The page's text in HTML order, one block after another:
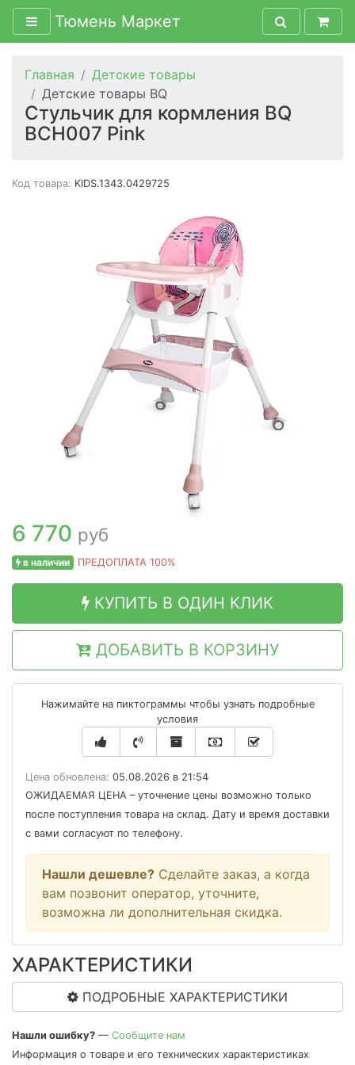
Тюмень Маркет
Главная
Детские товары
Детские товары BQ
Стульчик для кормления BQ
BCH007 Pink
Код товара: KIDS.1343.0429725
6 770 руб
в наличии ПРЕДОПЛАТА 100%
КУПИТЬ В ОДИН КЛИК
ДОБАВИТЬ В КОРЗИНУ
Нажимайте на пиктограммы чтобы узнать подробные
условия
Цена обновлена: 05.08.2026 в 21:54
ОЖИДАЕМАЯ ЦЕНА – уточнение цены возможно только
после поступления товара на склад. Дату и время доставки
с вами согласуют по телефону.
Нашли дешевле? Сделайте заказ, а когда
вам позвонит оператор, уточните,
возможна ли дополнительная скидка.
ХАРАКТЕРИСТИКИ
ПОДРОБНЫЕ ХАРАКТЕРИСТИКИ
Нашли ошибку? — Сообщите нам
Информация о товаре и его технических характеристиках